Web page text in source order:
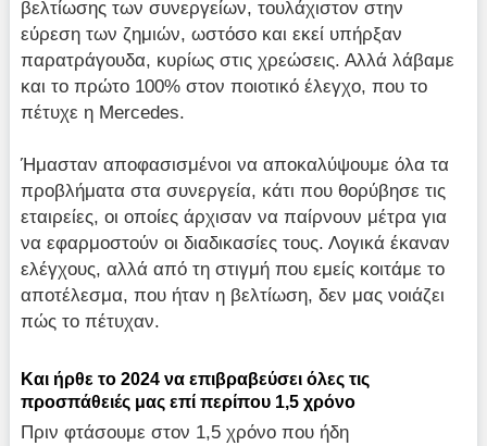
βελτίωσης των συνεργείων, τουλάχιστον στην
εύρεση των ζημιών, ωστόσο και εκεί υπήρξαν
παρατράγουδα, κυρίως στις χρεώσεις. Αλλά λάβαμε
και το πρώτο 100% στον ποιοτικό έλεγχο, που το
πέτυχε η Mercedes.
Ήμασταν αποφασισμένοι να αποκαλύψουμε όλα τα
προβλήματα στα συνεργεία, κάτι που θορύβησε τις
εταιρείες, οι οποίες άρχισαν να παίρνουν μέτρα για
να εφαρμοστούν οι διαδικασίες τους. Λογικά έκαναν
ελέγχους, αλλά από τη στιγμή που εμείς κοιτάμε το
αποτέλεσμα, που ήταν η βελτίωση, δεν μας νοιάζει
πώς το πέτυχαν.
Και ήρθε το 2024 να επιβραβεύσει όλες τις
προσπάθειές μας επί περίπου 1,5 χρόνο
Πριν φτάσουμε στον 1,5 χρόνο που ήδη